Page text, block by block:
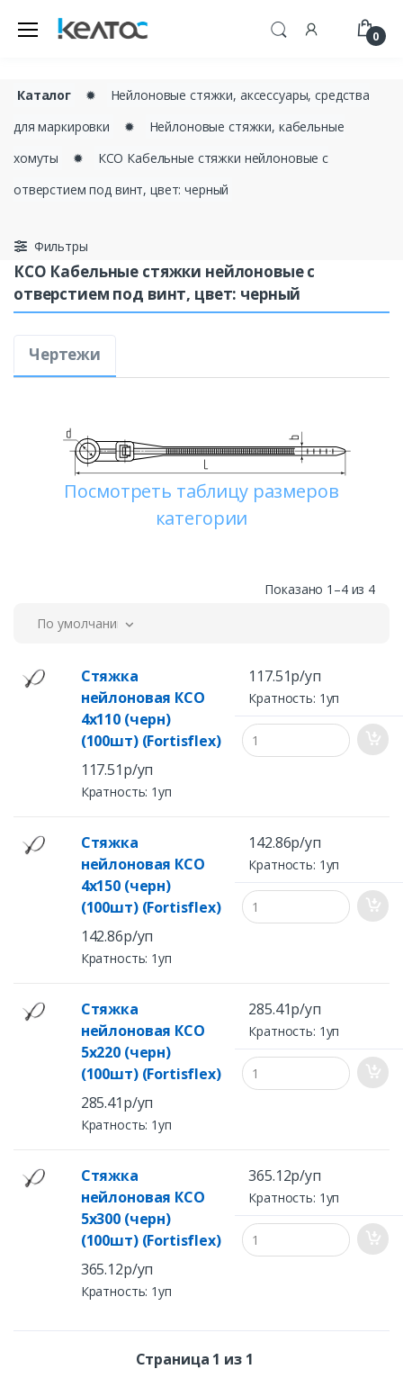
0
Каталог ✹
Нейлоновые стяжки, аксессуары, средства
для маркировки
✹
Нейлоновые стяжки, кабельные
хомуты
✹
КСО Кабельные стяжки нейлоновые с
отверстием под винт, цвет: черный
Фильтры
КСО Кабельные стяжки нейлоновые с
отверстием под винт, цвет: черный
Чертежи
Посмотреть таблицу размеров
категории
Показано 1–4 из 4
По умолчанию
Стяжка
нейлоновая КСО
4х110 (черн)
(100шт) (Fortisflex)
117.51р/уп
Кратность: 1уп
117.51р/уп
Кратность: 1уп
Стяжка
нейлоновая КСО
4х150 (черн)
(100шт) (Fortisflex)
142.86р/уп
Кратность: 1уп
142.86р/уп
Кратность: 1уп
Стяжка
нейлоновая КСО
5х220 (черн)
(100шт) (Fortisflex)
285.41р/уп
Кратность: 1уп
285.41р/уп
Кратность: 1уп
Стяжка
нейлоновая КСО
5х300 (черн)
(100шт) (Fortisflex)
365.12р/уп
Кратность: 1уп
365.12р/уп
Кратность: 1уп
Страница 1 из 1